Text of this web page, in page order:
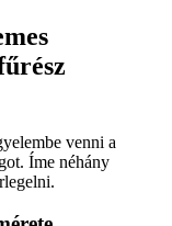
venni a
Íme néhány